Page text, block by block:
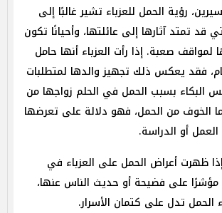
رؤية الحمل للعزباء تشير غالبًا إلى
قد تمتد آثارها إلى عائلتها، وأحيانًا تكون
صعبة. إذا رأت العزباء أنها حامل
فقد يعكس ذلك تجهيز والدها لمتطلبات
البكاء بسبب الحمل في الحلم زواجها من
الخوف من الحمل، فهو دلالة على تعرضها
أو الدراسة.
ظهرت أعراض الحمل على العزباء في
مؤشرًا على فضيحة أو حديث الناس عنها،
الحمل تدل على كتمان الأسرار.